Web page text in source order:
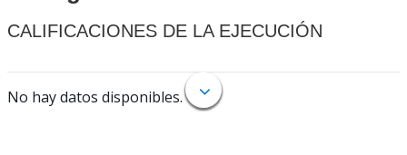
CALIFICACIONES DE LA EJECUCIÓN
No hay datos disponibles.